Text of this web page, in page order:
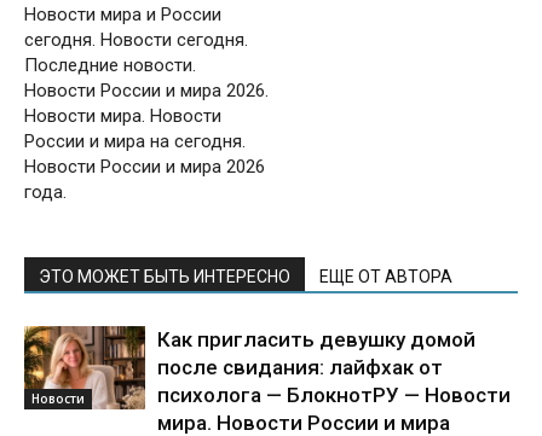
Новости мира и России
сегодня. Новости сегодня.
Последние новости.
Новости России и мира 2026.
Новости мира. Новости
России и мира на сегодня.
Новости России и мира 2026
года.
ЭТО МОЖЕТ БЫТЬ ИНТЕРЕСНО ЕЩЕ ОТ АВТОРА
Новости
Как пригласить девушку домой
после свидания: лайфхак от
психолога — БлокнотРУ — Новости
мира. Новости России и мира